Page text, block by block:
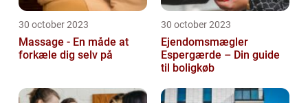
30 october 2023
Massage - En måde at
forkæle dig selv på
30 october 2023
Ejendomsmægler
Espergærde – Din guide
til boligkøb